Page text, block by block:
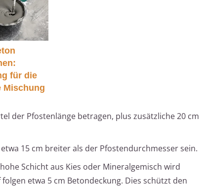
für die
Mischung
der Pfostenlänge betragen, plus zusätzliche 20 cm
15 cm breiter als der Pfostendurchmesser sein.
Schicht aus Kies oder Mineralgemisch wird
etwa 5 cm Betondeckung. Dies schützt den